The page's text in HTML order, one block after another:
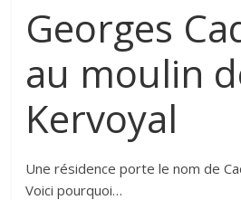
Georges
au moulin
Kervoyal
Une résidence porte le nom de
Voici pourquoi…